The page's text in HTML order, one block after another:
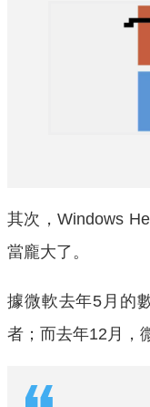
其次，Windows
當龐大了。
據微軟去年5月的
者；而去年12月，